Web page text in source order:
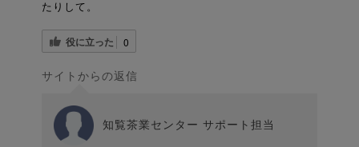
たりして。
役に立った 0
サイトからの返信
知覧茶業センター サポート担当